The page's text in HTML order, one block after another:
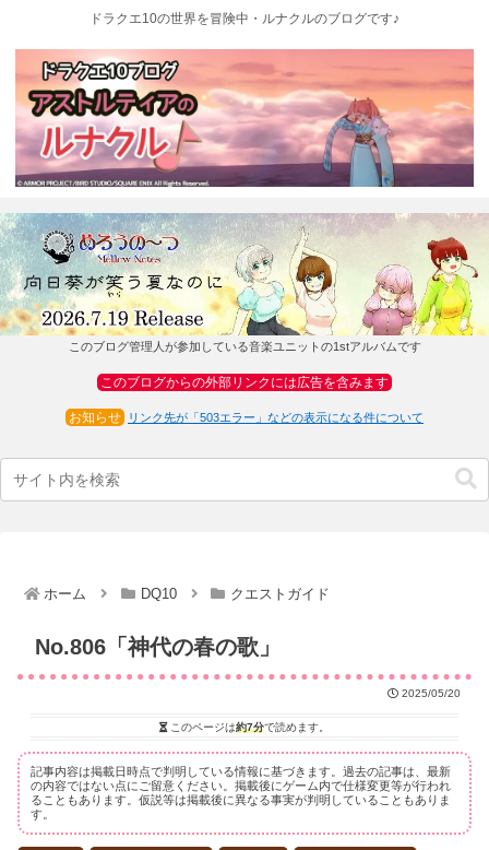
ドラクエ10の世界を冒険中・ルナクルのブログです♪
このブログ管理人が参加している音楽ユニットの1stアルバムです
このブログからの外部リンクには広告を含みます
お知らせ リンク先が「503エラー」などの表示になる件について
ホーム DQ10 クエストガイド
No.806「神代の春の歌」
2025/05/20
このページは約7分で読めます。
記事内容は掲載日時点で判明している情報に基づきます。過去の記事は、最新
の内容ではない点にご留意ください。掲載後にゲーム内で仕様変更等が行われ
ることもあります。仮説等は掲載後に異なる事実が判明していることもありま
す。